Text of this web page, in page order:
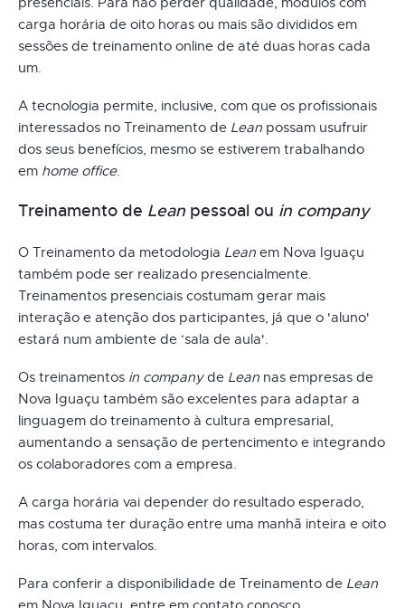
carga horária de oito horas ou mais são divididos em
sessões de treinamento online de até duas horas cada
um.
A tecnologia permite, inclusive, com que os profissionais
interessados no Treinamento de Lean possam usufruir
dos seus benefícios, mesmo se estiverem trabalhando
em home office.
Treinamento de Lean pessoal ou in company
O Treinamento da metodologia Lean em Nova Iguaçu
também pode ser realizado presencialmente.
Treinamentos presenciais costumam gerar mais
interação e atenção dos participantes, já que o 'aluno'
estará num ambiente de ‘sala de aula'.
Os treinamentos in companyde Lean nas empresas de
Nova Iguaçu também são excelentes para adaptar a
linguagem do treinamento à cultura empresarial,
aumentando a sensação de pertencimento e integrando
os colaboradores com a empresa.
A carga horária vai depender do resultado esperado,
mas costuma ter duração entre uma manhã inteira e oito
horas, com intervalos.
Para conferir a disponibilidade de Treinamento de Lean